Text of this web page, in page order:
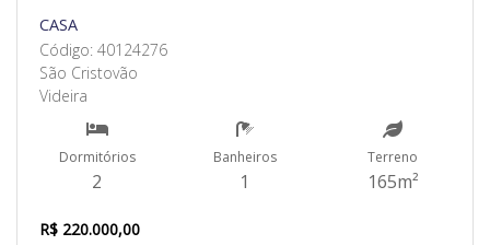
CASA
Código: 40124276
São Cristovão
Videira
Dormitórios
2
Banheiros
1
Terreno
165m²
R$ 220.000,00